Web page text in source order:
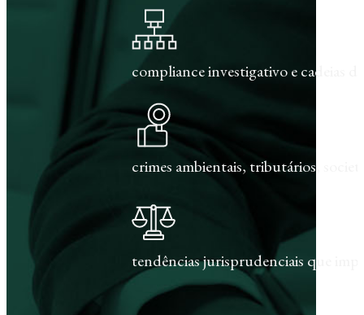
compliance investigativo e cadeias
crimes ambientais, tributários,
tendências jurisprudenciais que